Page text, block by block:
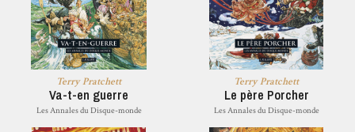
Terry Pratchett
Va-t-en guerre
Les Annales du Disque-monde
Terry Pratchett
Le père Porcher
Les Annales du Disque-monde